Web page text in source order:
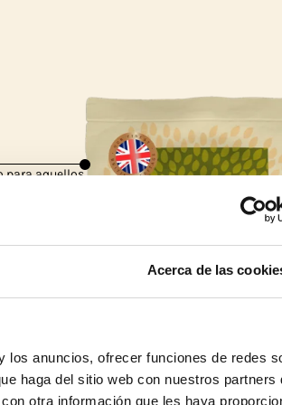
Acerca de las
los anuncios, ofrecer funciones de redes
haga del sitio web con nuestros partners
otra información que les haya
para aquellos
azúcar en
de campo,
necesidades